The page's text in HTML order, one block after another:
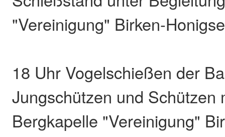
"Vereinigung" Birken-
18 Uhr Vogelschießen der
Jungschützen und Schützen
Bergkapelle "Vereinigung"